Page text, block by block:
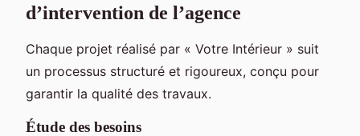
d’intervention de l’agence
Chaque projet réalisé par « Votre Intérieur » suit
un processus structuré et rigoureux, conçu pour
garantir la qualité des travaux.
Étude des besoins